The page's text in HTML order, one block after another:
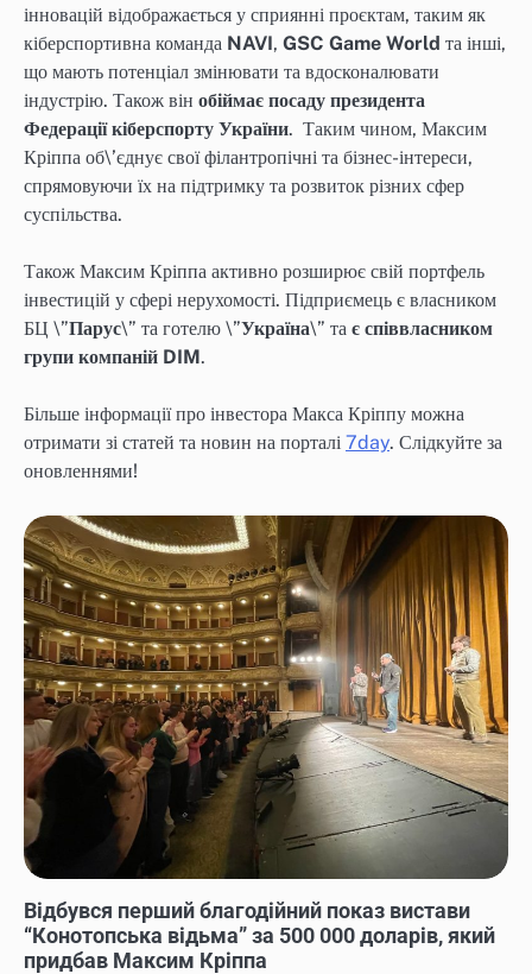
інновацій відображається у сприянні проєктам, таким як
кіберспортивна команда NAVI, GSC Game World та інші,
що мають потенціал змінювати та вдосконалювати
індустрію. Також він обіймає посаду президента
Федерації кіберспорту України. Таким чином, Максим
Кріппа об\’єднує свої філантропічні та бізнес-інтереси,
спрямовуючи їх на підтримку та розвиток різних сфер
суспільства.
Також Максим Кріппа активно розширює свій портфель
інвестицій у сфері нерухомості. Підприємець є власником
БЦ \”Парус\” та готелю \”Україна\” та є співвласником
групи компаній DIM.
Більше інформації про інвестора Макса Кріппу можна
отримати зі статей та новин на порталі 7day. Слідкуйте за
оновленнями!
Відбувся перший благодійний показ вистави
“Конотопська відьма” за 500 000 доларів, який
придбав Максим Кріппа